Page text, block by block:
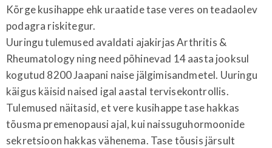
Kõrge kusihappe ehk uraatide tase veres on teadaolev
podagra riskitegur.
Uuringu tulemused avaldati ajakirjas Arthritis &
Rheumatology ning need põhinevad 14 aasta jooksul
kogutud 8200 Jaapani naise jälgimisandmetel. Uuringu
käigus käisid naised igal aastal tervisekontrollis.
Tulemused näitasid, et vere kusihappe tase hakkas
tõusma premenopausi ajal, kui naissuguhormoonide
sekretsioon hakkas vähenema. Tase tõusis järsult